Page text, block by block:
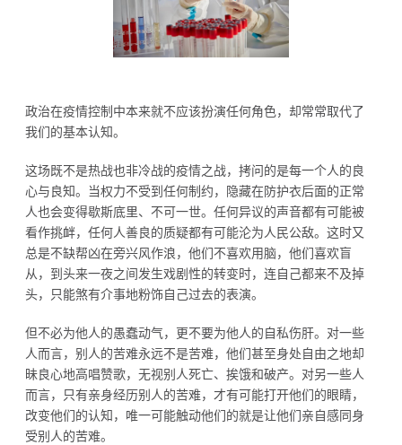
政治在疫情控制中本来就不应该扮演任何角色，却常常取代了
我们的基本认知。
这场既不是热战也非冷战的疫情之战，拷问的是每一个人的良
心与良知。当权力不受到任何制约，隐藏在防护衣后面的正常
人也会变得歇斯底里、不可一世。任何异议的声音都有可能被
看作挑衅，任何人善良的质疑都有可能沦为人民公敌。这时又
总是不缺帮凶在旁兴风作浪，他们不喜欢用脑，他们喜欢盲
从，到头来一夜之间发生戏剧性的转变时，连自己都来不及掉
头，只能煞有介事地粉饰自己过去的表演。
但不必为他人的愚蠢动气，更不要为他人的自私伤肝。对一些
人而言，别人的苦难永远不是苦难，他们甚至身处自由之地却
昧良心地高唱赞歌，无视别人死亡、挨饿和破产。对另一些人
而言，只有亲身经历别人的苦难，才有可能打开他们的眼睛，
改变他们的认知，唯一可能触动他们的就是让他们亲自感同身
受别人的苦难。